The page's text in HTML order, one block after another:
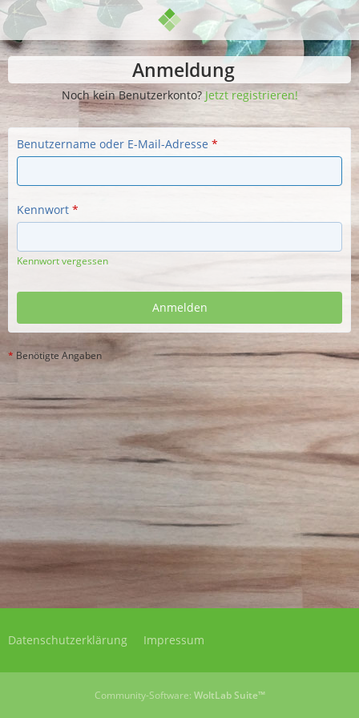
Anmeldung
Noch kein Benutzerkonto?Jetzt registrieren!
Benutzername oder E-Mail-Adresse *
Kennwort *
Kennwort vergessen
* Benötigte Angaben
Datenschutzerklärung Impressum
Community-Software: WoltLab Suite™